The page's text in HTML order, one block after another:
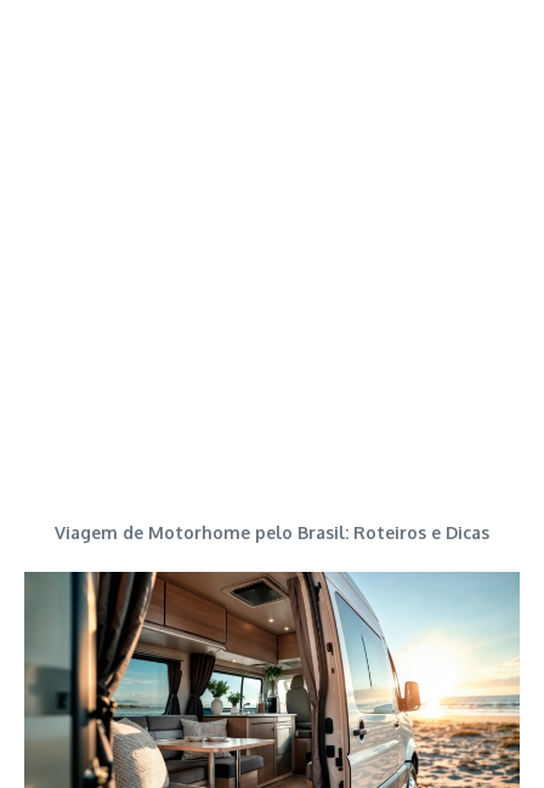
Viagem de Motorhome pelo Brasil: Roteiros e Dicas